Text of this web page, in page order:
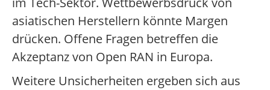
asiatischen Herstellern könnte Margen
drücken. Offene Fragen betreffen die
Akzeptanz von Open RAN in Europa.
Weitere Unsicherheiten ergeben sich aus